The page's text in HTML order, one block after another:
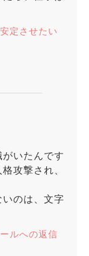
定させたい
いたんです
攻撃され、
のは、文字
ルへの返信